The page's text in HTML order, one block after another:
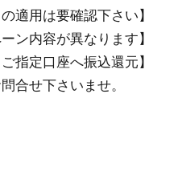
適用は要確認下さい】
ン内容が異なります】
指定口座へ振込還元】
合せ下さいませ。